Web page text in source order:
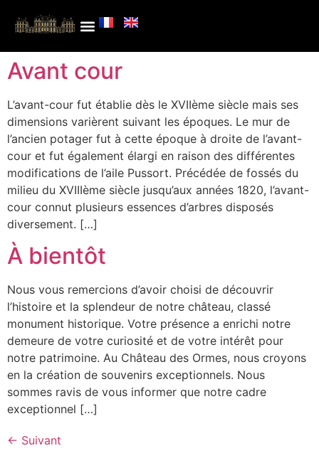
Avant cour
L’avant-cour fut établie dès le XVIIème siècle mais ses
dimensions varièrent suivant les époques. Le mur de
l’ancien potager fut à cette époque à droite de l’avant-
cour et fut également élargi en raison des différentes
modifications de l’aile Pussort. Précédée de fossés du
milieu du XVIIIème siècle jusqu’aux années 1820, l’avant-
cour connut plusieurs essences d’arbres disposés
diversement. […]
À bientôt
Nous vous remercions d’avoir choisi de découvrir
l’histoire et la splendeur de notre château, classé
monument historique. Votre présence a enrichi notre
demeure de votre curiosité et de votre intérêt pour
notre patrimoine. Au Château des Ormes, nous croyons
en la création de souvenirs exceptionnels. Nous
sommes ravis de vous informer que notre cadre
exceptionnel […]
← Suivant